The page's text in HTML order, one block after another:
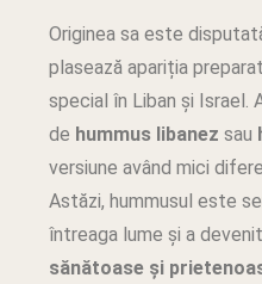
Originea sa este
plasează apariția
special în Liban și Israel.
de hummus libanez sau
versiune având mici
Astăzi, hummusul este
întreaga lume și a
sănătoase și